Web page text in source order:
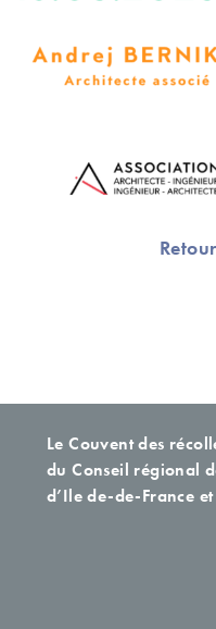
Le Couvent des
du Conseil régional
d’Ile de-de-France